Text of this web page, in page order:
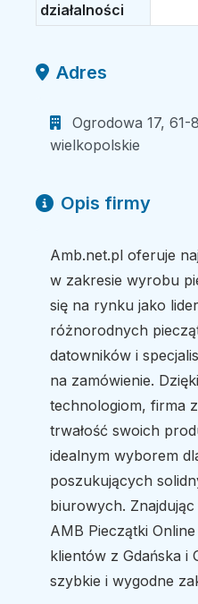
działalności
Adres
Ogrodowa 17, 61-
wielkopolskie
Opis firmy
Amb.net.pl oferuje
w zakresie wyrobu
się na rynku jako
różnorodnych
datowników i
na zamówienie.
technologiom, firma
trwałość swoich
idealnym wyborem
poszukujących
biurowych.
AMB Pieczątki
klientów z Gdańska i
szybkie i wygodne